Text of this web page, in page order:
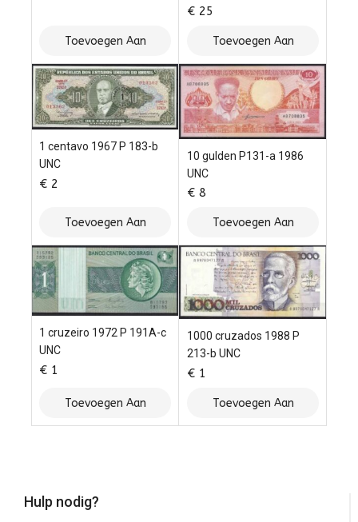
Toevoegen Aan
Winkelwagen
€ 25
Toevoegen Aan
Winkelwagen
1 centavo 1967 P 183-b
UNC
€ 2
Toevoegen Aan
Winkelwagen
10 gulden P131-a 1986
UNC
€ 8
Toevoegen Aan
Winkelwagen
1 cruzeiro 1972 P 191A-c
UNC
€ 1
Toevoegen Aan
Winkelwagen
1000 cruzados 1988 P
213-b UNC
€ 1
Toevoegen Aan
Winkelwagen
Hulp nodig?